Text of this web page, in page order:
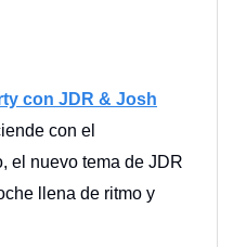
con JDR & Josh
con el
el nuevo tema de JDR
llena de ritmo y